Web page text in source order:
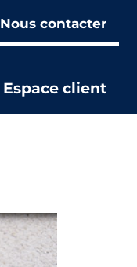
Nous contacter
Espace client